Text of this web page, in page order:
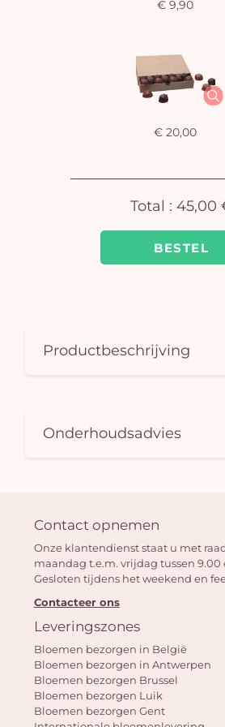
BESTEL
€ 9,90
€ 20,00
Total : 45,00
Productbeschrijving
Onderhoudsadvies
Contact opnemen
Onze klantendienst staat u met
maandag t.e.m. vrijdag tussen 9.00
Gesloten tijdens het weekend en
Contacteer ons
Leveringszones
Bloemen bezorgen in België
Bloemen bezorgen in Antwerpen
Bloemen bezorgen Brussel
Bloemen bezorgen Luik
Bloemen bezorgen Gent